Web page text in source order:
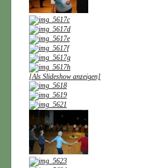
[Als Slideshow anzeigen]